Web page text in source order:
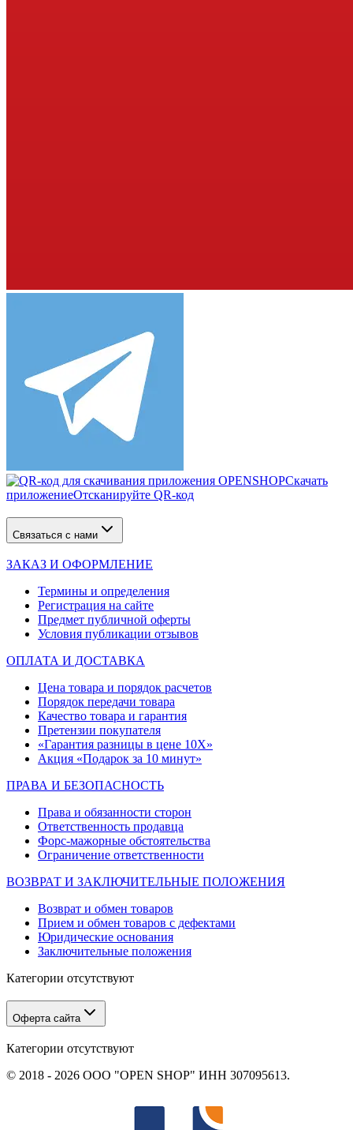
Скачать
приложениеОтсканируйте QR-код
Связаться с нами
ЗАКАЗ И ОФОРМЛЕНИЕ
Термины и определения
Регистрация на сайте
Предмет публичной оферты
Условия публикации отзывов
ОПЛАТА И ДОСТАВКА
Цена товара и порядок расчетов
Порядок передачи товара
Качество товара и гарантия
Претензии покупателя
«Гарантия разницы в цене 10X»
Акция «Подарок за 10 минут»
ПРАВА И БЕЗОПАСНОСТЬ
Права и обязанности сторон
Ответственность продавца
Форс-мажорные обстоятельства
Ограничение ответственности
ВОЗВРАТ И ЗАКЛЮЧИТЕЛЬНЫЕ ПОЛОЖЕНИЯ
Возврат и обмен товаров
Прием и обмен товаров с дефектами
Юридические основания
Заключительные положения
Категории отсутствуют
Оферта сайта
Категории отсутствуют
© 2018 - 2026 ООО "OPEN SHOP" ИНН 307095613.